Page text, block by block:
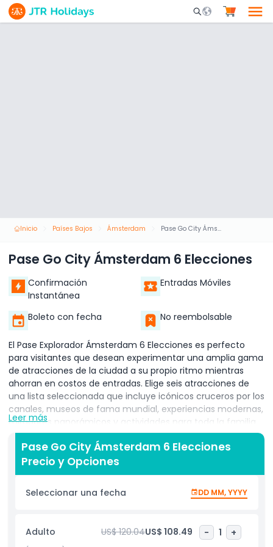
Mobile Search
Inicio Países Bajos Ámsterdam Pase Go City Ámsterdam 6 Elecciones
Pase Go City Ámsterdam 6 Elecciones
Confirmación
Instantánea
Entradas Móviles
Boleto con fecha No reembolsable
El Pase Explorador Ámsterdam 6 Elecciones es perfecto
para visitantes que desean experimentar una amplia gama
de atracciones de la ciudad a su propio ritmo mientras
ahorran en costos de entradas. Elige seis atracciones de
una lista seleccionada que incluye icónicos cruceros por los
canales, museos de fama mundial, experiencias modernas,
miradores panorámicos y actividades para toda la familia.
Tu pase se activa en tu primera visita y es válido por 60
días, ofreciéndote amplia flexibilidad para planificar tus
visitas. El pase digital mantiene todos los tickets en un
código conveniente, eliminando la molestia de compras de
entradas separadas. Ya sea que quieras visitar
nuevamente lugares favoritos, explorar barrios locales,
turismo, el pase se adapta a tu agenda. Ideal para parejas,
familias y entusiastas del viaje lento, asegura una
Leer más
Pase Go City Ámsterdam 6 Elecciones
Precio y Opciones
Seleccionar una fecha DD MM, YYYY
Adulto US$ 120.04US$ 108.49 - 1 +